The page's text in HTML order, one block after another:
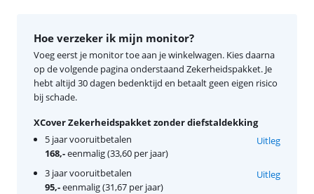
Hoe verzeker ik mijn monitor?
Voeg eerst je monitor toe aan je winkelwagen. Kies daarna
op de volgende pagina onderstaand Zekerheidspakket. Je
hebt altijd 30 dagen bedenktijd en betaalt geen eigen risico
bij schade.
XCover Zekerheidspakket zonder diefstaldekking
5 jaar vooruitbetalen
168,-eenmalig (33,60 per jaar)
Uitleg
3 jaar vooruitbetalen
95,-eenmalig (31,67 per jaar)
Uitleg